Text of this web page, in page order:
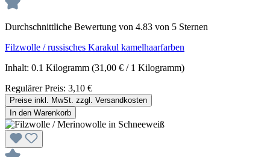
Durchschnittliche Bewertung von 4.83 von 5 Sternen
Filzwolle / russisches Karakul kamelhaarfarben
Inhalt: 0.1 Kilogramm (31,00 € / 1 Kilogramm)
Regulärer Preis: 3,10 €
Preise inkl. MwSt. zzgl. Versandkosten
In den Warenkorb